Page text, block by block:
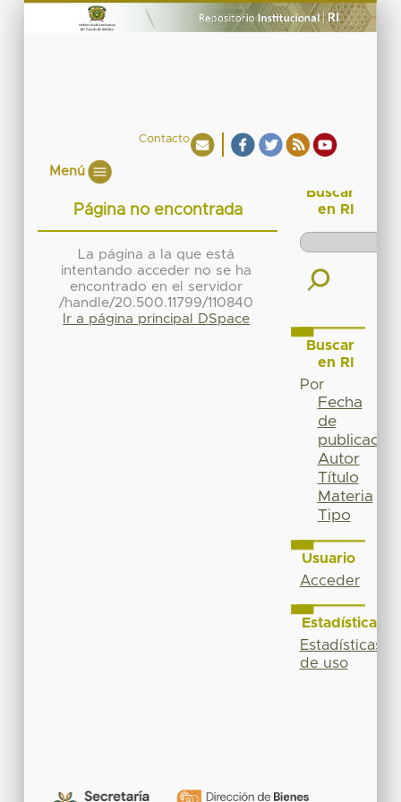
Contacto
Menú
Página no encontrada
La página a la que está
intentando acceder no se ha
encontrado en el servidor
/handle/20.500.11799/110840
Ir a página principal DSpace
Buscar
en RI
Buscar
en RI
Por
Fecha
de
publicación
Autor
Título
Materia
Tipo
Usuario
Acceder
Estadísticas
Estadísticas
de uso